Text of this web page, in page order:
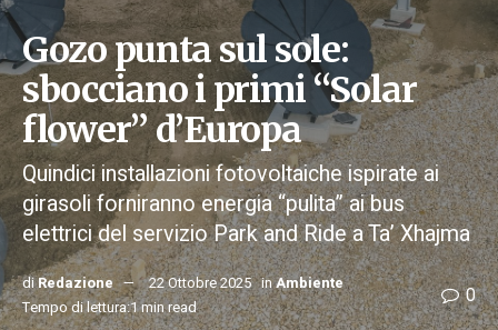
Gozo punta sul sole:
sbocciano i primi “Solar
flower” d’Europa
Quindici installazioni fotovoltaiche ispirate ai
girasoli forniranno energia “pulita” ai bus
elettrici del servizio Park and Ride a Ta’ Xhajma
diRedazione 22 Ottobre 2025 inAmbiente
Tempo di lettura:1 min read
0